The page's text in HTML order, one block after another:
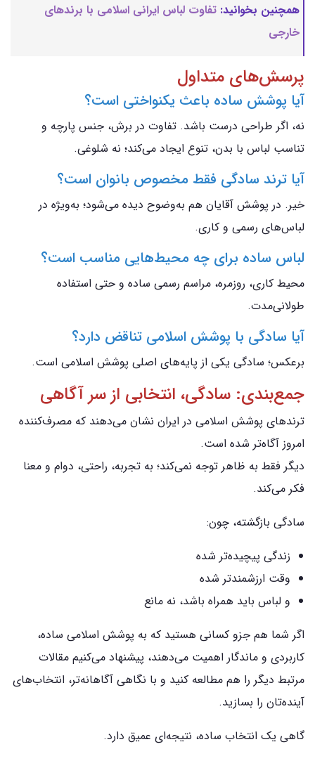
همچنین بخوانید: تفاوت لباس ایرانی اسلامی با برندهای
خارجی
پرسش‌های متداول
آیا پوشش ساده باعث یکنواختی است؟
نه، اگر طراحی درست باشد. تفاوت در برش، جنس پارچه و
تناسب لباس با بدن، تنوع ایجاد می‌کند؛ نه شلوغی.
آیا ترند سادگی فقط مخصوص بانوان است؟
خیر. در پوشش آقایان هم به‌وضوح دیده می‌شود؛ به‌ویژه در
لباس‌های رسمی و کاری.
لباس ساده برای چه محیط‌هایی مناسب است؟
محیط کاری، روزمره، مراسم رسمی ساده و حتی استفاده
طولانی‌مدت.
آیا سادگی با پوشش اسلامی تناقض دارد؟
برعکس؛ سادگی یکی از پایه‌های اصلی پوشش اسلامی است.
جمع‌بندی: سادگی، انتخابی از سر آگاهی
ترندهای پوشش اسلامی در ایران نشان می‌دهند که مصرف‌کننده
امروز آگاه‌تر شده است.
دیگر فقط به ظاهر توجه نمی‌کند؛ به تجربه، راحتی، دوام و معنا
فکر می‌کند.
سادگی بازگشته، چون:
زندگی پیچیده‌تر شده
وقت ارزشمندتر شده
و لباس باید همراه باشد، نه مانع
اگر شما هم جزو کسانی هستید که به پوشش اسلامی ساده،
کاربردی و ماندگار اهمیت می‌دهند، پیشنهاد می‌کنیم مقالات
مرتبط دیگر را هم مطالعه کنید و با نگاهی آگاهانه‌تر، انتخاب‌های
آینده‌تان را بسازید.
گاهی یک انتخاب ساده، نتیجه‌ای عمیق دارد.